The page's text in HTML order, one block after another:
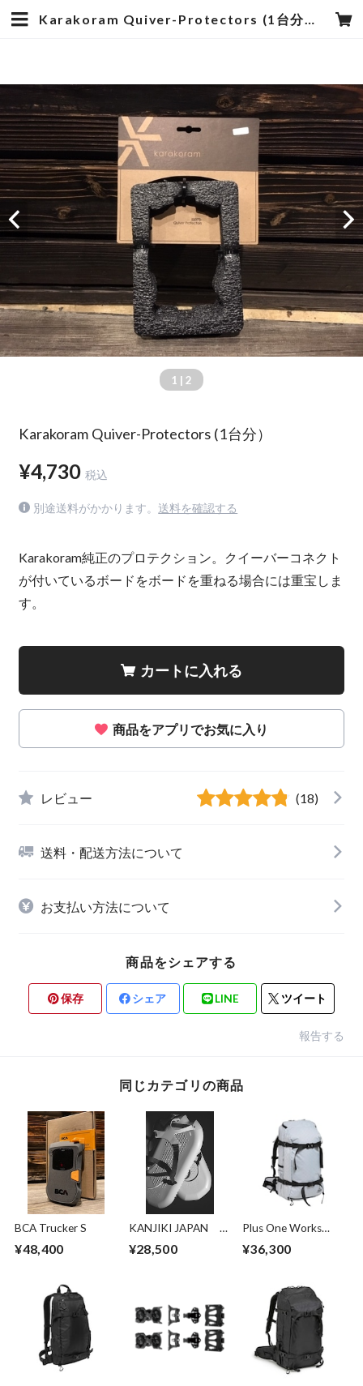
Karakoram Quiver-Protectors (1台分） | hotstyle TOYOOKA
1 | 2
Karakoram Quiver-Protectors (1台分）
¥4,730 税込
別途送料がかかります。 送料を確認する
Karakoram純正のプロテクション。クイーバーコネクト
が付いているボードをボードを重ねる場合には重宝しま
す。
カートに入れる
商品をアプリでお気に入り
レビュー (18)
送料・配送方法について
お支払い方法について
商品をシェアする
保存 シェア LINE ツイート
報告する
同じカテゴリの商品
BCA Trucker S
¥48,400
KANJIKI JAPAN
¥28,500
Plus One Works
SILVER
¥36,300